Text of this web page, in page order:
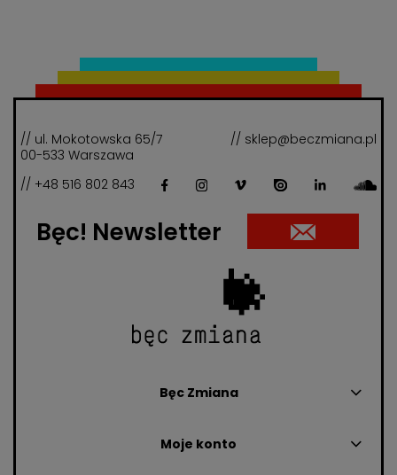
// ul. Mokotowska 65/7
00-533 Warszawa
// sklep@beczmiana.pl
// +48 516 802 843
Bęc! Newsletter
Bęc Zmiana
Moje konto